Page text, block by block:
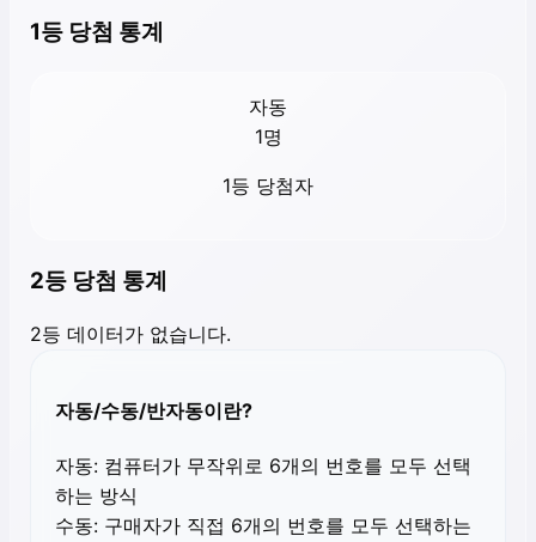
1등 당첨 통계
자동
1명
1등 당첨자
2등 당첨 통계
2등 데이터가 없습니다.
자동/수동/반자동이란?
자동: 컴퓨터가 무작위로 6개의 번호를 모두 선택
하는 방식
수동: 구매자가 직접 6개의 번호를 모두 선택하는